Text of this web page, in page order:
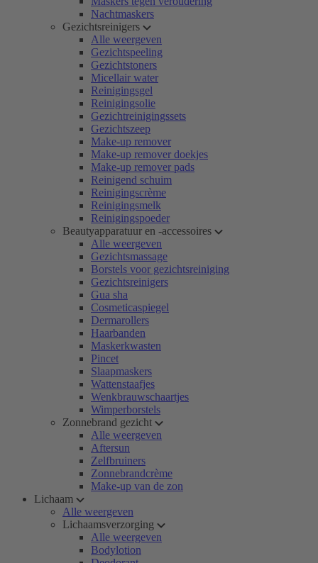
Nachtmaskers
Gezichtsreinigers
Alle weergeven
Gezichtspeeling
Gezichtstoners
Micellair water
Reinigingsgel
Reinigingsolie
Gezichtreinigingssets
Gezichtszeep
Make-up remover
Make-up remover doekjes
Make-up remover pads
Reinigend schuim
Reinigingscrème
Reinigingsmelk
Reinigingspoeder
Beautyapparatuur en -accessoires
Alle weergeven
Gezichtsmassage
Borstels voor gezichtsreiniging
Gezichtsreinigers
Gua sha
Cosmeticaspiegel
Dermarollers
Haarbanden
Maskerkwasten
Pincet
Slaapmaskers
Wattenstaafjes
Wenkbrauwschaartjes
Wimperborstels
Zonnebrand gezicht
Alle weergeven
Aftersun
Zelfbruiners
Zonnebrandcrème
Make-up van de zon
Lichaam
Alle weergeven
Lichaamsverzorging
Alle weergeven
Bodylotion